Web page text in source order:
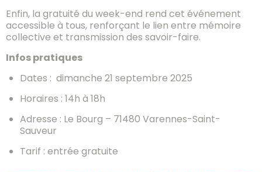
Enfin, la gratuité du week-end rend cet événement
accessible à tous, renforçant le lien entre mémoire
collective et transmission des savoir-faire.
Infos pratiques
Dates : dimanche 21 septembre 2025
Horaires : 14h à 18h
Adresse : Le Bourg – 71480 Varennes-Saint-
Sauveur
Tarif : entrée gratuite